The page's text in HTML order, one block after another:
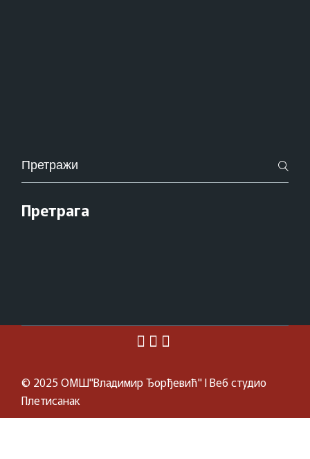
Pretraži
za:
Претрага
© 2025ОМШ"Владимир Ђорђевић"I Веб студио
Плетисанак